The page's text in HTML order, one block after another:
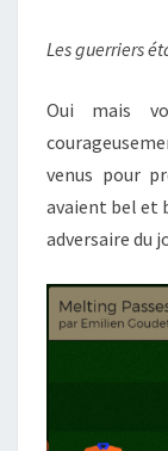
Les guerriers
Oui mais
venus pour
avaient bel et
adversaire du